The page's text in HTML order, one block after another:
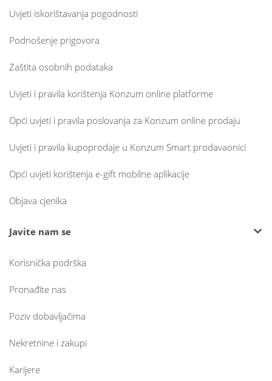
Uvjeti iskorištavanja pogodnosti
Podnošenje prigovora
Zaštita osobnih podataka
Uvjeti i pravila korištenja Konzum online platforme
Opći uvjeti i pravila poslovanja za Konzum online prodaju
Uvjeti i pravila kupoprodaje u Konzum Smart prodavaonici
Opći uvjeti korištenja e-gift mobilne aplikacije
Objava cjenika
Javite nam se
Korisnička podrška
Pronađite nas
Poziv dobavljačima
Nekretnine i zakupi
Karijere